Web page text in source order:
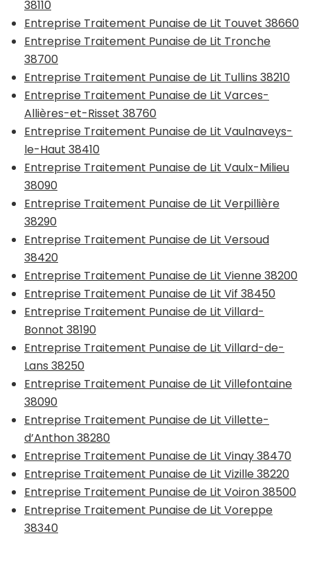
38110
Entreprise Traitement Punaise de Lit Touvet 38660
Entreprise Traitement Punaise de Lit Tronche
38700
Entreprise Traitement Punaise de Lit Tullins 38210
Entreprise Traitement Punaise de Lit Varces-
Allières-et-Risset 38760
Entreprise Traitement Punaise de Lit Vaulnaveys-
le-Haut 38410
Entreprise Traitement Punaise de Lit Vaulx-Milieu
38090
Entreprise Traitement Punaise de Lit Verpillière
38290
Entreprise Traitement Punaise de Lit Versoud
38420
Entreprise Traitement Punaise de Lit Vienne 38200
Entreprise Traitement Punaise de Lit Vif 38450
Entreprise Traitement Punaise de Lit Villard-
Bonnot 38190
Entreprise Traitement Punaise de Lit Villard-de-
Lans 38250
Entreprise Traitement Punaise de Lit Villefontaine
38090
Entreprise Traitement Punaise de Lit Villette-
d’Anthon 38280
Entreprise Traitement Punaise de Lit Vinay 38470
Entreprise Traitement Punaise de Lit Vizille 38220
Entreprise Traitement Punaise de Lit Voiron 38500
Entreprise Traitement Punaise de Lit Voreppe
38340